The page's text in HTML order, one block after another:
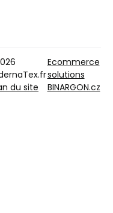
du site
Ecommerce
solutions
BINARGON.cz